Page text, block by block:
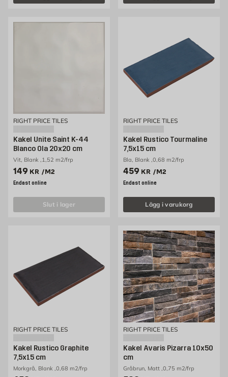
RIGHT PRICE TILES
Kakel Unite Saint K-44
Blanco Ola 20x20 cm
Vit, Blank ,1,52 m2/frp
Pris 149 kr /m2
149 KR /M2
Endast online
slut i lager
RIGHT PRICE TILES
Kakel Rustico Tourmaline
7,5x15 cm
Bla, Blank ,0,68 m2/frp
Pris 459 kr /m2
459 KR /M2
Endast online
Lägg i varukorg
RIGHT PRICE TILES
Kakel Rustico Graphite
7,5x15 cm
Morkgrå, Blank ,0,68 m2/frp
RIGHT PRICE TILES
Kakel Avaris Pizarra 10x50
cm
Gråbrun, Matt ,0,75 m2/frp